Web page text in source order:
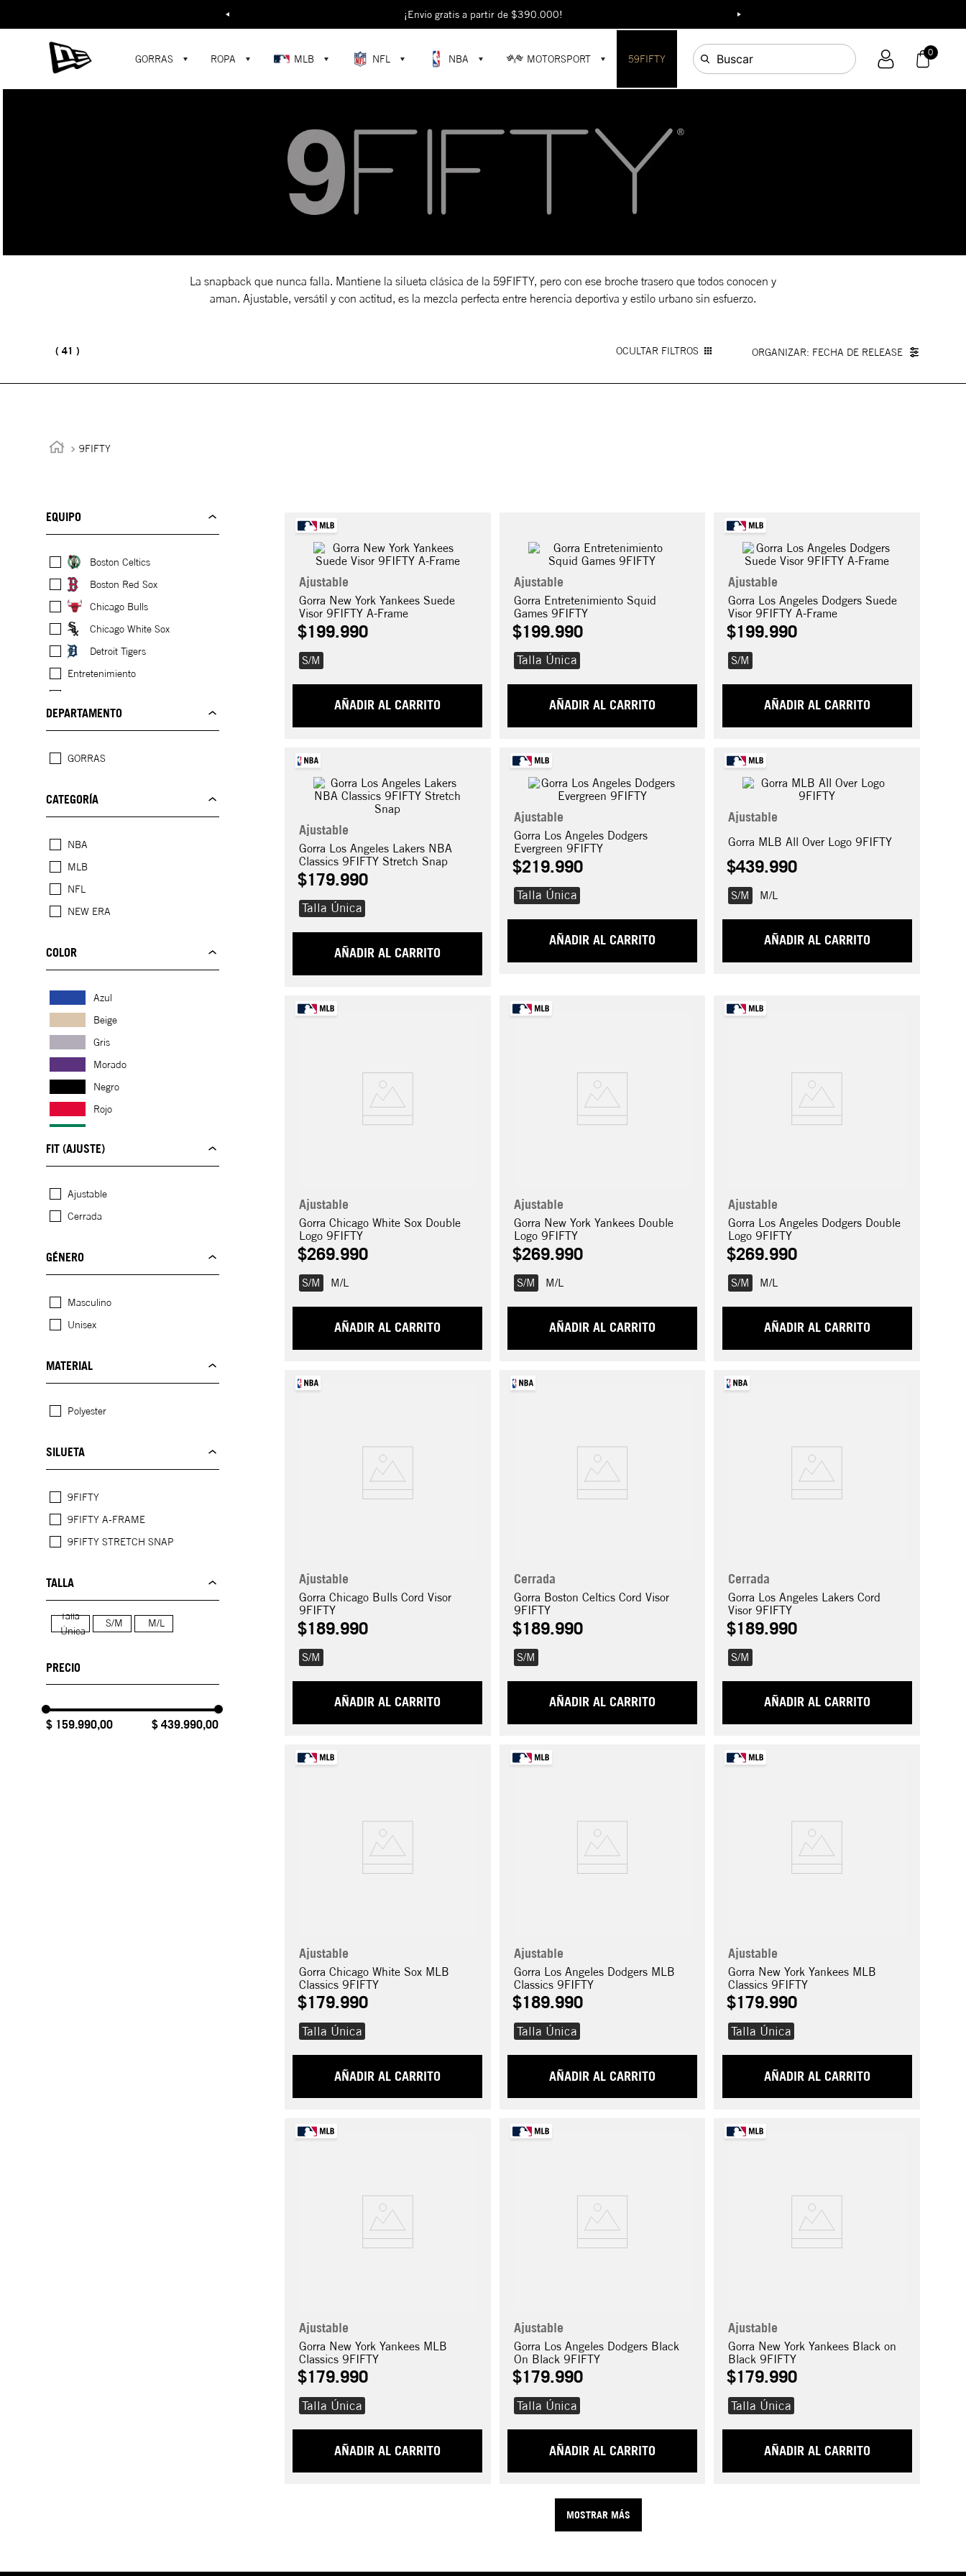
Buscar... ¡Envío gratis a partir de $390.000!
GORRAS ROPA MLB NFL NBA MOTORSPORT 59FIFTY Buscar 0
La snapback que nunca falla. Mantiene la silueta clásica de la 59FIFTY, pero con ese broche trasero que todos conocen y
aman. Ajustable, versátil y con actitud, es la mezcla perfecta entre herencia deportiva y estilo urbano sin esfuerzo.
41 OCULTAR FILTROS FECHA DE RELEASE
9FIFTY
EQUIPO
Boston Celtics
Boston Red Sox
Chicago Bulls
Chicago White Sox
Detroit Tigers
Entretenimiento
Golden State Warriors
Los Angeles Dodgers
DEPARTAMENTO
GORRAS
CATEGORÍA
NBA
MLB
NFL
NEW ERA
COLOR
Azul
Beige
Gris
Morado
Negro
Rojo
FIT (AJUSTE)
Ajustable
Cerrada
GÉNERO
Masculino
Unisex
MATERIAL
Polyester
SILUETA
9FIFTY
9FIFTY A-FRAME
9FIFTY STRETCH SNAP
TALLA
M/L
Talla
Única
S/M
$ 159.990,00 $ 439.990,00
Ajustable
Gorra New York Yankees Suede
Visor 9FIFTY A-Frame
$199.990
S/M
AÑADIR AL CARRITO
Ajustable
Gorra Entretenimiento Squid
Games 9FIFTY
$199.990
Talla Única
AÑADIR AL CARRITO
Ajustable
Gorra Los Angeles Dodgers Suede
Visor 9FIFTY A-Frame
$199.990
S/M
AÑADIR AL CARRITO
Ajustable
Gorra Los Angeles Lakers NBA
Classics 9FIFTY Stretch Snap
$179.990
Talla Única
AÑADIR AL CARRITO
Ajustable
Gorra Los Angeles Dodgers
Evergreen 9FIFTY
$219.990
Talla Única
AÑADIR AL CARRITO
Ajustable
Gorra MLB All Over Logo 9FIFTY
$439.990
S/M M/L
AÑADIR AL CARRITO
Ajustable
Gorra Chicago White Sox Double
Logo 9FIFTY
$269.990
S/M M/L
AÑADIR AL CARRITO
Ajustable
Gorra New York Yankees Double
Logo 9FIFTY
$269.990
S/M M/L
AÑADIR AL CARRITO
Ajustable
Gorra Los Angeles Dodgers Double
Logo 9FIFTY
$269.990
S/M M/L
AÑADIR AL CARRITO
Ajustable
Gorra Chicago Bulls Cord Visor
9FIFTY
$189.990
S/M
AÑADIR AL CARRITO
Cerrada
Gorra Boston Celtics Cord Visor
9FIFTY
$189.990
S/M
AÑADIR AL CARRITO
Cerrada
Gorra Los Angeles Lakers Cord
Visor 9FIFTY
$189.990
S/M
AÑADIR AL CARRITO
Ajustable
Gorra Chicago White Sox MLB
Classics 9FIFTY
$179.990
Talla Única
AÑADIR AL CARRITO
Ajustable
Gorra Los Angeles Dodgers MLB
Classics 9FIFTY
$189.990
Talla Única
AÑADIR AL CARRITO
Ajustable
Gorra New York Yankees MLB
Classics 9FIFTY
$179.990
Talla Única
AÑADIR AL CARRITO
Ajustable
Gorra New York Yankees MLB
Classics 9FIFTY
$179.990
Talla Única
AÑADIR AL CARRITO
Ajustable
Gorra Los Angeles Dodgers Black
On Black 9FIFTY
$179.990
Talla Única
AÑADIR AL CARRITO
Ajustable
Gorra New York Yankees Black on
Black 9FIFTY
$179.990
Talla Única
AÑADIR AL CARRITO
MOSTRAR MÁS